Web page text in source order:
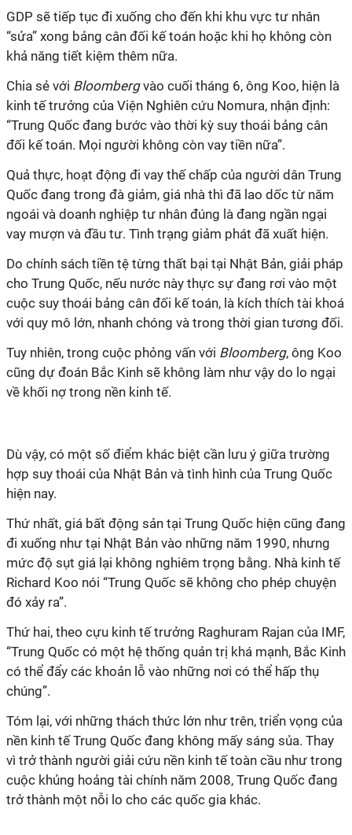
GDP sẽ tiếp tục đi xuống cho đến khi khu vực tư nhân
“sửa” xong bảng cân đối kế toán hoặc khi họ không còn
khả năng tiết kiệm thêm nữa.
Chia sẻ với Bloombergvào cuối tháng 6, ông Koo, hiện là
kinh tế trưởng của Viện Nghiên cứu Nomura, nhận định:
“Trung Quốc đang bước vào thời kỳ suy thoái bảng cân
đối kế toán. Mọi người không còn vay tiền nữa”.
Quả thực, hoạt động đi vay thế chấp của người dân Trung
Quốc đang trong đà giảm, giá nhà thì đã lao dốc từ năm
ngoái và doanh nghiệp tư nhân đúng là đang ngần ngại
vay mượn và đầu tư. Tình trạng giảm phát đã xuất hiện.
Do chính sách tiền tệ từng thất bại tại Nhật Bản, giải pháp
cho Trung Quốc, nếu nước này thực sự đang rơi vào một
cuộc suy thoái bảng cân đối kế toán, là kích thích tài khoá
với quy mô lớn, nhanh chóng và trong thời gian tương đối.
Tuy nhiên, trong cuộc phỏng vấn với Bloomberg, ông Koo
cũng dự đoán Bắc Kinh sẽ không làm như vậy do lo ngại
về khối nợ trong nền kinh tế.
Dù vậy, có một số điểm khác biệt cần lưu ý giữa trường
hợp suy thoái của Nhật Bản và tình hình của Trung Quốc
hiện nay.
Thứ nhất, giá bất động sản tại Trung Quốc hiện cũng đang
đi xuống như tại Nhật Bản vào những năm 1990, nhưng
mức độ sụt giá lại không nghiêm trọng bằng. Nhà kinh tế
Richard Koo nói “Trung Quốc sẽ không cho phép chuyện
đó xảy ra”.
Thứ hai, theo cựu kinh tế trưởng Raghuram Rajan của IMF,
“Trung Quốc có một hệ thống quản trị khá mạnh, Bắc Kinh
có thể đẩy các khoản lỗ vào những nơi có thể hấp thụ
chúng”.
Tóm lại, với những thách thức lớn như trên, triển vọng của
nền kinh tế Trung Quốc đang không mấy sáng sủa. Thay
vì trở thành người giải cứu nền kinh tế toàn cầu như trong
cuộc khủng hoảng tài chính năm 2008, Trung Quốc đang
trở thành một nỗi lo cho các quốc gia khác.